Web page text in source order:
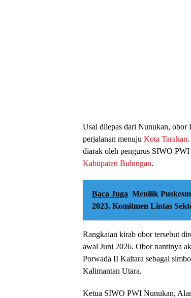
Usai dilepas dari Nunukan,
perjalanan menuju Kota Tarakan
diarak oleh pengurus SIWO
Kabupaten Bulungan.
Baca Juga Menilik
2023, Komitmen Lintas
Rangkaian kirab obor tersebut
awal Juni 2026. Obor nantinya
Porwada II Kaltara sebagai
Kalimantan Utara.
Ketua SIWO PWI Nunukan,